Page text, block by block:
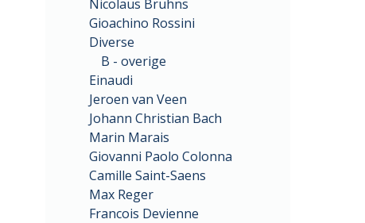
Nicolaus Bruhns
Gioachino Rossini
Diverse
B - overige
Einaudi
Jeroen van Veen
Johann Christian Bach
Marin Marais
Giovanni Paolo Colonna
Camille Saint-Saens
Max Reger
Francois Devienne